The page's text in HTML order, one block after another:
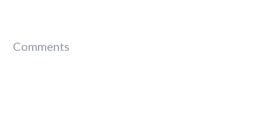
a
Comments